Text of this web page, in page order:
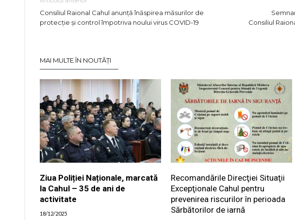
Consiliul Raional Cahul anunță înăspirea măsurilor de
protecție și control împotriva noului virus COVID-19
Consiliul
MAI MULTE ÎN NOUTĂȚI
Ziua Poliției Naționale, marcată
la Cahul – 35 de ani de
activitate
18/12/2025
Recomandările Direcţiei Situaţii
Excepţionale Cahul pentru
prevenirea riscurilor în perioada
Sărbătorilor de iarnă